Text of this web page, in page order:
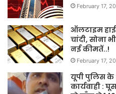
February 17,
ऑलटाइम
चांदी, सोना
नई कीमतें..!
February 17,
यूपी पुलिस के
कार्यवाही :